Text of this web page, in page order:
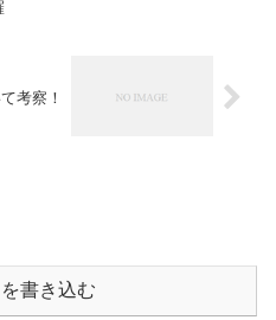
考察！
書き込む